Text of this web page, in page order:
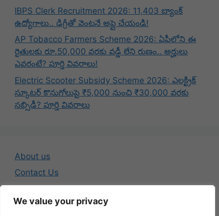
We value your privacy
IBPS Clerk Recruitment 2026: 11,403 బ్యాంక్
ఉద్యోగాలు.. డిగ్రీతో వెంటనే అప్లై చేయండి!
AP Tobacco Farmers Scheme 2026: ఏపీలోని ఈ
రైతులకు రూ.50,000 వరకు వడ్డీ లేని రుణం.. అర్హులు
ఎవరంటే? పూర్తి వివరాలు!
Electric Scooter Subsidy Scheme 2026: ఎలక్ట్రిక్
స్కూటర్ కొనుగోలుపై ₹5,000 నుంచి ₹30,000 వరకు
సబ్సిడీ? పూర్తి వివరాలు
About us
Contact Us
Privacy Policy